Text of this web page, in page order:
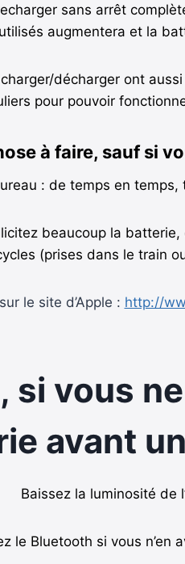
sans arrêt
augmentera et la
décharger ont
pour pouvoir
à faire, sauf si
: de temps en
beaucoup la
(prises dans le train
le site d’Apple : http://
si vous
avant
Baissez la luminosité de
le Bluetooth si vous n’en